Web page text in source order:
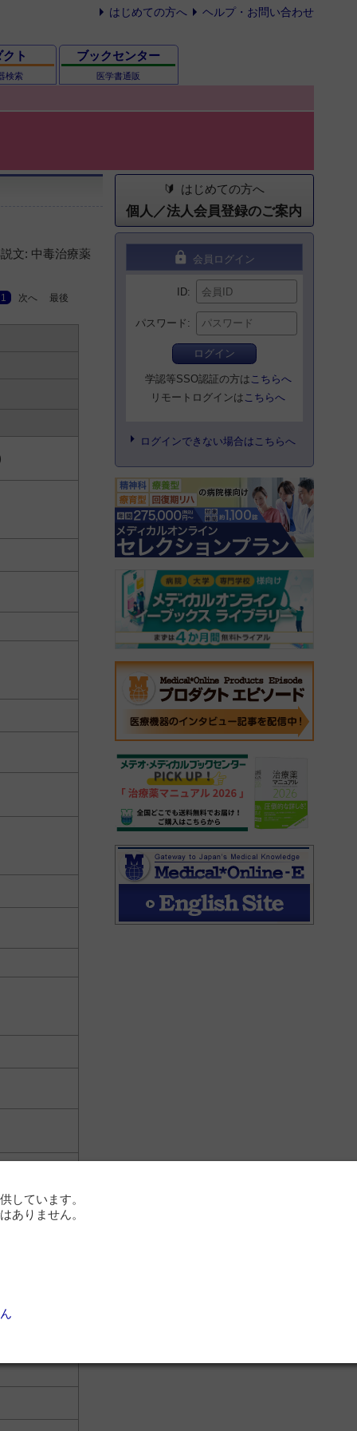
はじめての方へ ヘルプ・お問い合わせ
ト
検索
ブックセンター
医学書通販
文: 中毒治療薬
1 次へ 最後
はじめての方へ
個人／法人会員登録のご案内
lock 会員ログイン
ID
パスワード
ログイン
学認等SSO認証の方は こちらへ
リモートログインは こちらへ
ログインできない場合はこちらへ
しています。
ありません。